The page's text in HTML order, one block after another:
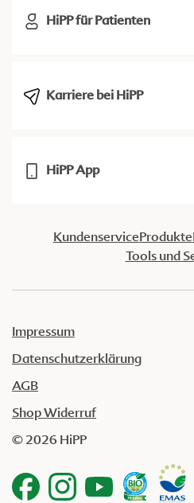
HiPP für Patienten
Karriere bei HiPP
HiPP App
KundenserviceProdukte
Tools und
Impressum
Datenschutzerklärung
AGB
Shop Widerruf
© 2026 HiPP